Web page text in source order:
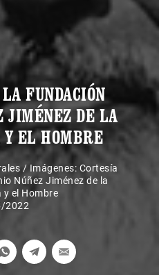
FUNDACIÓN
JIMÉNEZ DE LA
EL HOMBRE
/ Imágenes: Cortesía
Núñez Jiménez de la
y el Hombre
2022